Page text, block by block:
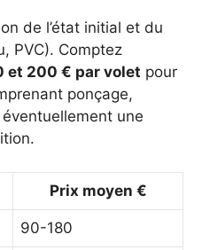
de l’état initial et du
PVC). Comptez
et 200 € par volet pour
ponçage,
une
Prix moyen €
90-180